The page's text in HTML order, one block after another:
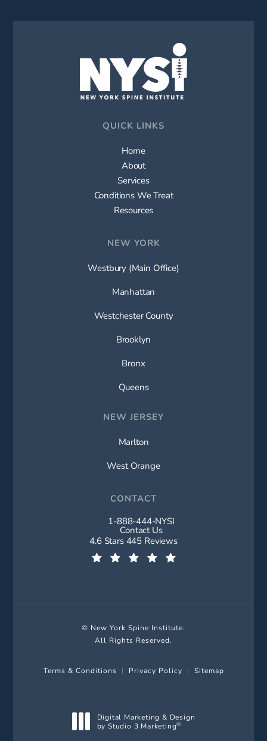
QUICK LINKS
Home
About
Services
Conditions We Treat
Resources
NEW YORK
Westbury (Main Office)
Manhattan
Westchester County
Brooklyn
Bronx
Queens
NEW JERSEY
Marlton
West Orange
CONTACT
Call New York Spine Institute on
1-888-444-NYSI
Contact Us
New York Spine Institute reviews:
4.6 Stars 445 Reviews
© New York Spine Institute.
All Rights Reserved.
Terms & Conditions Privacy Policy Sitemap
Digital Marketing & Design
by Studio 3 Marketing®